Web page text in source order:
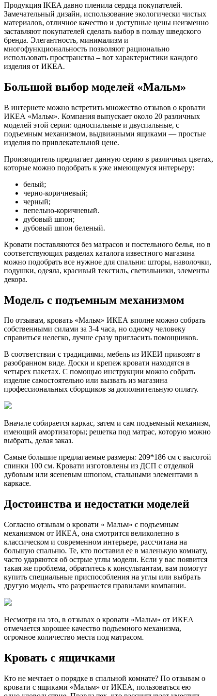
Продукция IKEA давно пленила сердца покупателей.
Замечательный дизайн, использование экологически чистых
материалов, отличное качество и доступные цены неизменно
заставляют покупателей сделать выбор в пользу шведского
бренда. Элегантность, минимализм и
многофункциональность позволяют рационально
использовать пространства – вот характеристики каждого
изделия от ИКЕА.
Большой выбор моделей «Мальм»
В интернете можно встретить множество отзывов о кровати
ИКЕА «Мальм». Компания выпускает около 20 различных
моделей этой серии: односпальные и двуспальные, с
подъемным механизмом, выдвижными ящиками — простые
изделия по привлекательной цене.
Производитель предлагает данную серию в различных цветах,
которые можно подобрать к уже имеющемуся интерьеру:
белый;
черно-коричневый;
черный;
пепельно-коричневый.
дубовый шпон;
дубовый шпон беленый.
Кровати поставляются без матрасов и постельного белья, но в
соответствующих разделах каталога известного магазина
можно подобрать все нужное для спальни: шторы, наволочки,
подушки, одеяла, красивый текстиль, светильники, элементы
декора.
Модель с подъемным механизмом
По отзывам, кровать «Мальм» ИКЕА вполне можно собрать
собственными силами за 3-4 часа, но одному человеку
справиться нелегко, лучше сразу пригласить помощников.
В соответствии с традициями, мебель из ИКЕИ привозят в
разобранном виде. Доски и крепеж кровати находятся в
четырех пакетах. С помощью инструкции можно собрать
изделие самостоятельно или вызвать из магазина
профессиональных сборщиков за дополнительную оплату.
Вначале собирается каркас, затем и сам подъемный механизм,
имеющий амортизаторы; решетка под матрас, которую можно
выбрать, делая заказ.
Самые большие предлагаемые размеры: 209*186 см с высотой
спинки 100 см. Кровати изготовлены из ДСП с отделкой
дубовым или ясеневым шпоном, стальными элементами в
каркасе.
Достоинства и недостатки моделей
Согласно отзывам о кровати « Мальм» с подъемным
механизмом от ИКЕА, она смотрится великолепно в
классическом и современном интерьере, рассчитана на
большую спальню. Те, кто поставил ее в маленькую комнату,
часто ударяются об острые углы модели. Если у вас появится
такая же проблема, обратитесь к консультантам, вам помогут
купить специальные приспособления на углы или выбрать
другую модель, что разрешается правилами компании.
Несмотря на это, в отзывах о кровати «Мальм» от ИКЕА
отмечается хорошее качество подъемного механизма,
огромное количество места под матрасом.
Кровать с ящичками
Кто не мечтает о порядке в спальной комнате? По отзывам о
кровати с ящиками «Мальм» от ИКЕА, пользоваться ею —